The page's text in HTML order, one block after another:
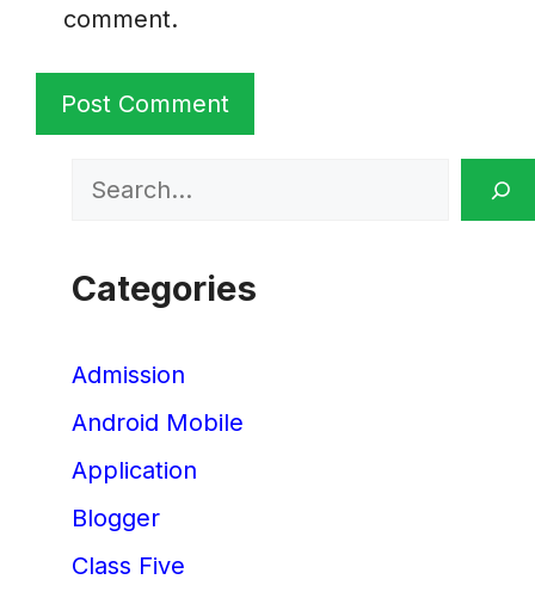
comment.
Search
Categories
Admission
Android Mobile
Application
Blogger
Class Five